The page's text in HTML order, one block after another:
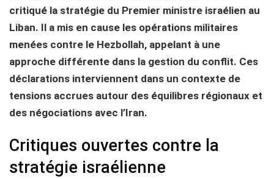
critiqué la stratégie du Premier ministre israélien au
Liban. Il a mis en cause les opérations militaires
menées contre le Hezbollah, appelant à une
approche différente dans la gestion du conflit. Ces
déclarations interviennent dans un contexte de
tensions accrues autour des équilibres régionaux et
des négociations avec l’Iran.
Critiques ouvertes contre la
stratégie israélienne